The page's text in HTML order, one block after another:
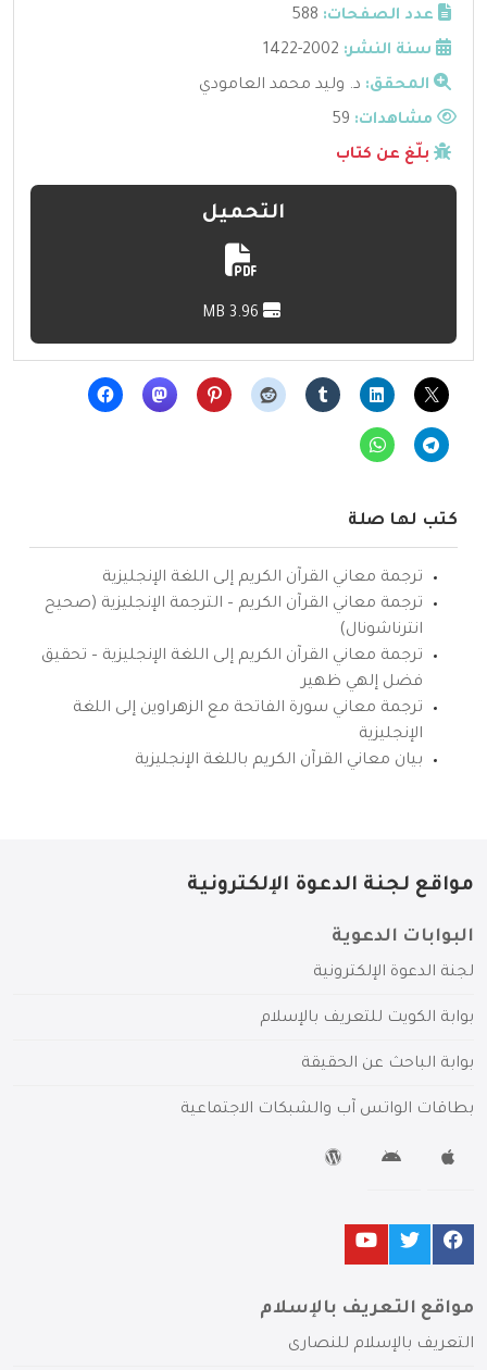
عدد الصفحات: 588
سنة النشر: 2002-1422
المحقق: د. وليد محمد العامودي
مشاهدات:
بلّغ عن كتاب
التحميل
كتب لها صلة
ترجمة معاني القرآن الكريم إلى اللغة الإنجليزية
ترجمة معاني القرآن الكريم – الترجمة الإنجليزية (صحيح
انترناشونال)
ترجمة معاني القرآن الكريم إلى اللغة الإنجليزية – تحقيق
فضل إلهي ظهير
ترجمة معاني سورة الفاتحة مع الزهراوين إلى اللغة
الإنجليزية
بيان معاني القرآن الكريم باللغة الإنجليزية
مواقع لجنة الدعوة الإلكترونية
البوابات الدعوية
لجنة الدعوة الإلكترونية
بوابة الكويت للتعريف بالإسلام
بوابة الباحث عن الحقيقة
بطاقات الواتس آب والشبكات الاجتماعية
مواقع التعريف بالإسلام
التعريف بالإسلام للنصارى